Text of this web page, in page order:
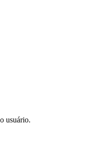
usuário.